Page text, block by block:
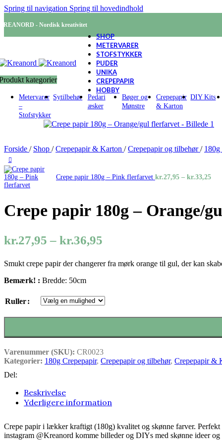
Spring til navigation Spring til hovedindhold
- Nordisk kreativitet
SHOP
METERVARER
STOFSTYKKER
PUDER
UNIKA
CREPEPAPIR
HOBBY
kategorier
Metervarer
–
Stofstykker
Sytilbehør
Pedari
æsker
Bøger og
Mønstre
Crepepapir
& Karton
DIY Kits
Forside / Shop / Crepepapir & Karton / Crepepapir og tilbehør/
Crepe papir 180g – Pink flerfarvet kr.27,95 – kr.33,25
Crepe papir 180g – Orange/
kr.27,95 – kr.36,95
til
Smukt crepe papir der changerer fra mørk orange til gul, der kan
Bemærk! : Bredde: 50cm
Ruller
Varenummer (SKU): CR0023
Kategorier: 180g Crepepapir, Crepepapir og tilbehør, Crepepapir &
Del:
Beskrivelse
Yderligere information
Crepe papir i lækker kraftigt (180g) kvalitet og skønne farver.
instagram @Kreanord komme billeder og DIYs med skønne ideer